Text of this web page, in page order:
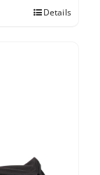
Details